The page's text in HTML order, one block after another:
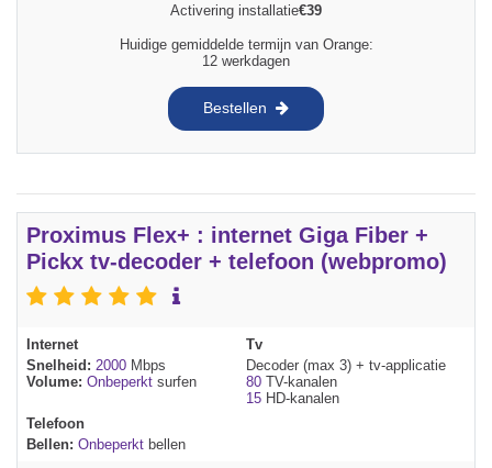
Activering installatie€39
Huidige gemiddelde termijn van Orange:
12 werkdagen
Bestellen
Proximus Flex+ : internet Giga Fiber +
Pickx tv-decoder + telefoon (webpromo)
Internet
Snelheid: 2000 Mbps
Volume: Onbeperkt surfen
Tv
Decoder (max 3) + tv-applicatie
80 TV-kanalen
15 HD-kanalen
Telefoon
Bellen: Onbeperkt bellen